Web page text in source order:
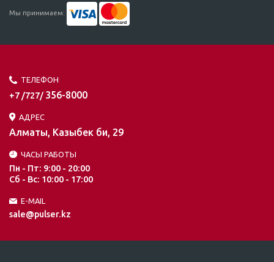
Мы принимаем:
ТЕЛЕФОН
+7 /727/ 356-8000
АДРЕС
Алматы, Казыбек би, 29
ЧАСЫ РАБОТЫ
Пн - Пт: 9:00 - 20:00
Сб - Вс: 10:00 - 17:00
E-MAIL
sale@pulser.kz